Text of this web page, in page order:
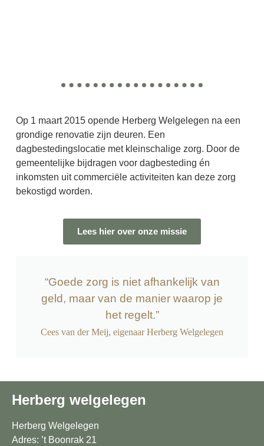
Op 1 maart 2015 opende Herberg Welgelegen na een
grondige renovatie zijn deuren. Een
dagbestedingslocatie met kleinschalige zorg. Door de
gemeentelijke bijdragen voor dagbesteding én
inkomsten uit commerciële activiteiten kan deze zorg
bekostigd worden.
Lees hier over onze missie
“Goede zorg is niet afhankelijk van
geld, maar van de manier waarop je
het regelt.”
Cees van der Meij, eigenaar Herberg Welgelegen
Herberg welgelegen
Herberg Welgelegen
Adres: ’t Boonrak 21